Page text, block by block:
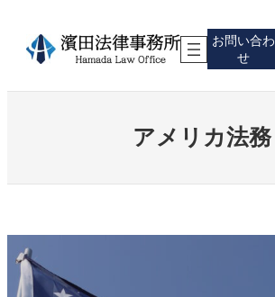
お問い合わ
せ
アメリカ法務